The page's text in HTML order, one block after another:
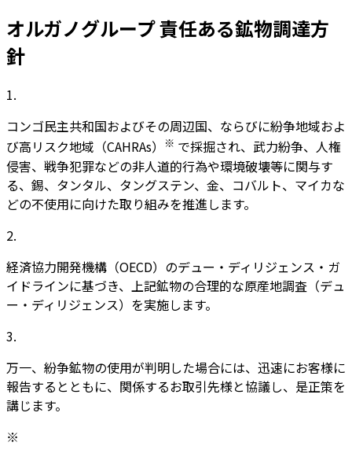
オルガノグループ 責任ある鉱物調達方
針
1.
コンゴ民主共和国およびその周辺国、ならびに紛争地域およ
び高リスク地域（CAHRAs）
※ で採掘され、武力紛争、人権
侵害、戦争犯罪などの非人道的行為や環境破壊等に関与す
る、錫、タンタル、タングステン、金、コバルト、マイカな
どの不使用に向けた取り組みを推進します。
2.
経済協力開発機構（OECD）のデュー・ディリジェンス・ガ
イドラインに基づき、上記鉱物の合理的な原産地調査（デュ
ー・ディリジェンス）を実施します。
3.
万一、紛争鉱物の使用が判明した場合には、迅速にお客様に
報告するとともに、関係するお取引先様と協議し、是正策を
講じます。
※